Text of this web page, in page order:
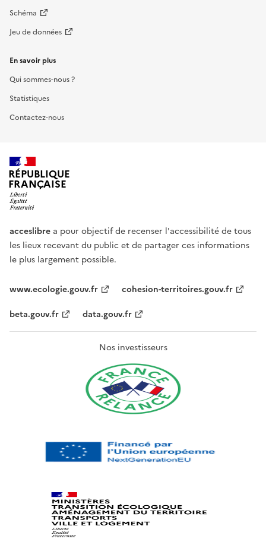
Schéma
Jeu de données
En savoir plus
Qui sommes-nous ?
Statistiques
Contactez-nous
RÉPUBLIQUE
FRANÇAISE
acceslibre a pour objectif de recenser l'accessibilité de tous
les lieux recevant du public et de partager ces informations
le plus largement possible.
www.ecologie.gouv.fr
cohesion-territoires.gouv.fr
beta.gouv.fr
data.gouv.fr
Nos investisseurs